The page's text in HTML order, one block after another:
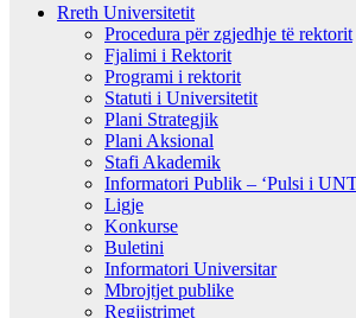
Rreth Universitetit
Procedura për zgjedhje të rektorit
Fjalimi i Rektorit
Programi i rektorit
Statuti i Universitetit
Plani Strategjik
Plani Aksional
Stafi Akademik
Informatori Publik – ‘Pulsi i
Ligje
Konkurse
Buletini
Informatori Universitar
Mbrojtjet publike
Regjistrimet